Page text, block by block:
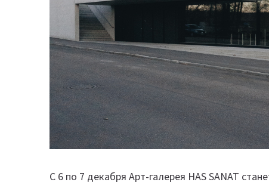
С 6 по 7 декабря Арт-галерея HAS SANAT